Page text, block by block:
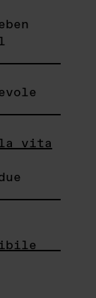
la vita